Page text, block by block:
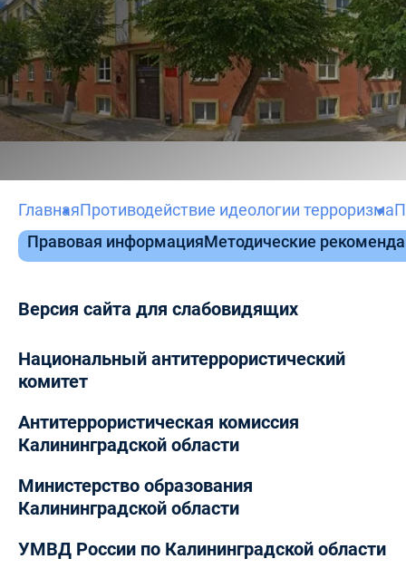
ГлавнаяПротиводействие идеологии терроризма
Правовая информацияМетодические
Версия сайта для слабовидящих
Национальный антитеррористический
комитет
Антитеррористическая комиссия
Калининградской области
Министерство образования
Калининградской области
УМВД России по Калининградской области